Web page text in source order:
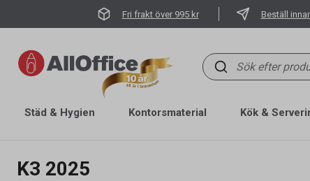
Fri frakt över 995 kr Beställ
Städ & Hygien Kontorsmaterial Kök &
K3 2025